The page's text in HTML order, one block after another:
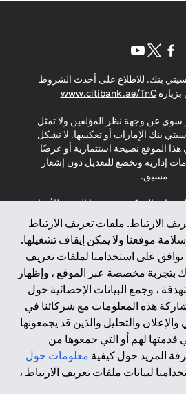
الارتباط. ملفات تعريف الارتباط
موقعنا ولا يمكن إيقاف تشغيلها.
توافق على استخدامنا لملفات تعريف
بتجربة مخصصة عبر الموقع ، وإظهار
، وجمع البيانات الإحصائية حول
هذه المعلومات مع شركائنا في
والتحليل والذين قد يجمعونها
قدمتها لهم أو التي جمعوها من
المزيد حول كيفية معلومات حول
لبيانات ملفات تعريف الارتباط ،
بنك. للاطلاع على أحدث الشروط
بزيارةwww.citibank.ae/TnC
in a new tab
سوى عن وجهة نظر المؤلفين ولا تمثل
بنك الإمارات أو تعكسها. لا تشكل
هذا الموقع نصيحة استثمارية أو عرضًا
إدارية وتخضع للتعديل دون إشعار
مسبق.
المذكورة في هذا الموقع للأفراد
أو المنطقة الاقتصادية الأوروبية أو
جيرسي أو موناكو أو سان مارينو أو
المملكة المتحدة أو خصوصية البيانات
\ قانون حماية البيانات الشخصية
نيوزيلندا). المحتوى الموجود في هذه
على أنه عرض أو دعوة أو دعوة
والخدمات المذكورة هنا لمثل هؤلاء
الأفراد.
*GDPR – اللائحة العامة لحماية البيانات؛ * LGPD – Lei Geral de
Proteção de Dados Pessoais ; *NZPA – قانون الخصوصية
النيوزيلندي